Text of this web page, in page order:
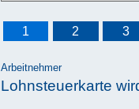
1 2 3
Arbeitnehmer
Lohnsteuerkarte